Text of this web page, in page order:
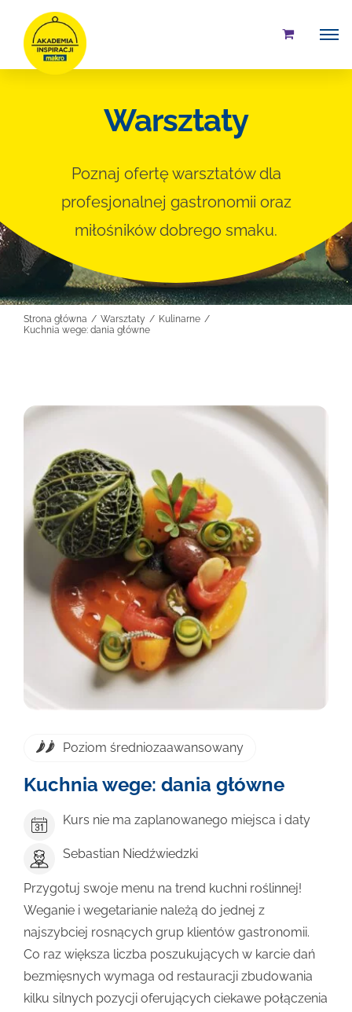
Przejdź
zawartości
Warsztaty
Poznaj ofertę warsztatów dla
profesjonalnej gastronomii oraz
miłośników dobrego smaku.
Strona główna Warsztaty
Kulinarne
Kuchnia wege: dania główne
Poziom średniozaawansowany
Kuchnia wege: dania główne
Przygotuj swoje menu na trend kuchni roślinnej!
Weganie i wegetarianie należą do jednej z
najszybciej rosnących grup klientów gastronomii.
Co raz większa liczba poszukujących w karcie dań
bezmięsnych wymaga od restauracji zbudowania
kilku silnych pozycji oferujących ciekawe połączenia
Kurs nie ma zaplanowanego miejsca i daty
Sebastian Niedźwiedzki